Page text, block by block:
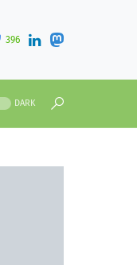
396
DARK